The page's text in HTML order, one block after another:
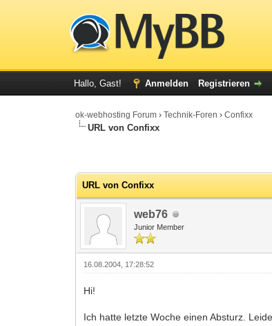
Hallo, Gast! Anmelden Registrieren
ok-webhosting Forum ›Technik-Foren ›Confixx
URL von Confixx
URL von Confixx
web76
Junior Member
16.08.2004, 17:28:52
Hi!
Ich hatte letzte Woche einen Absturz.